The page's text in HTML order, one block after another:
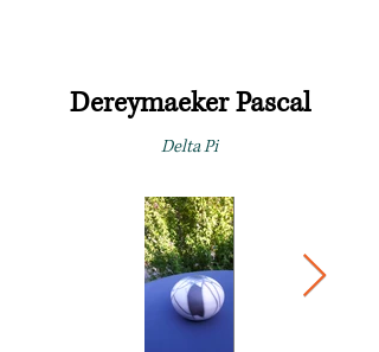
Dereymaeker Pascal
Delta Pi